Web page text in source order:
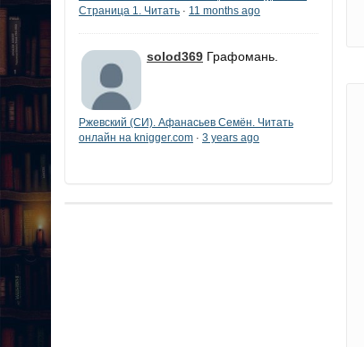
Страница 1. Читать · 11 months ago
solod369 Графомань.
Ржевский (СИ). Афанасьев Семён. Читать
онлайн на knigger.com · 3 years ago